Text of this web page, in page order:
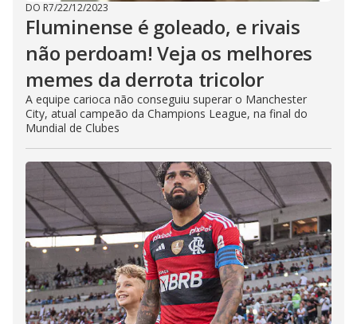
DO R7/22/12/2023
Fluminense é goleado, e rivais
não perdoam! Veja os melhores
memes da derrota tricolor
A equipe carioca não conseguiu superar o Manchester
City, atual campeão da Champions League, na final do
Mundial de Clubes